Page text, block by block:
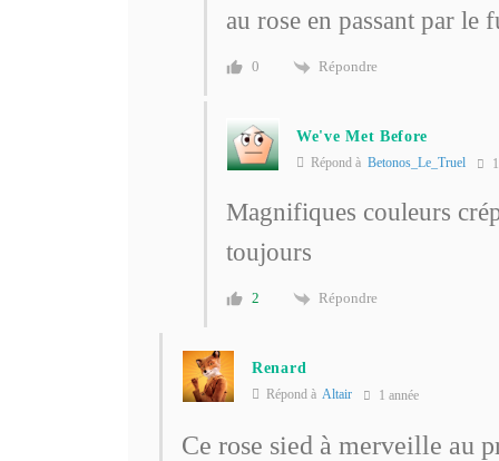
au rose en passant par le
0 Répondre
We've Met Before
Répond à Betonos_Le_Truel
Magnifiques couleurs
toujours
2 Répondre
Renard
Répond à Altair 1 année
Ce rose sied à merveille au